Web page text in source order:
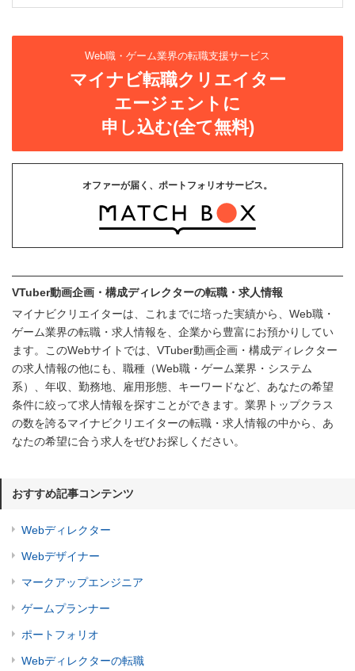
Web職・ゲーム業界の転職支援サービス
マイナビ転職クリエイター
エージェントに
申し込む(全て無料)
オファーが届く、ポートフォリオサービス。
VTuber動画企画・構成ディレクターの転職・求人情報
マイナビクリエイターは、これまでに培った実績から、Web職・
ゲーム業界の転職・求人情報を、企業から豊富にお預かりしてい
ます。このWebサイトでは、VTuber動画企画・構成ディレクター
の求人情報の他にも、職種（Web職・ゲーム業界・システム
系）、年収、勤務地、雇用形態、キーワードなど、あなたの希望
条件に絞って求人情報を探すことができます。業界トップクラス
の数を誇るマイナビクリエイターの転職・求人情報の中から、あ
なたの希望に合う求人をぜひお探しください。
おすすめ記事コンテンツ
Webディレクター
Webデザイナー
マークアップエンジニア
ゲームプランナー
ポートフォリオ
Webディレクターの転職